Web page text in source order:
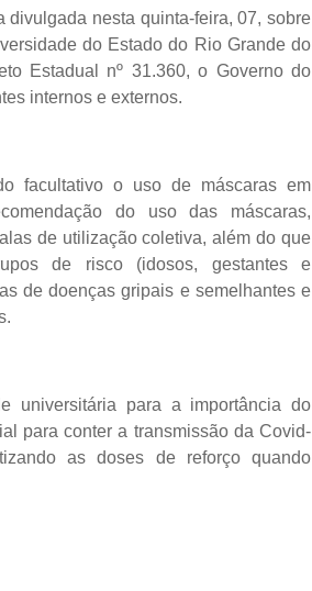
divulgada nesta quinta-feira, 07, sobre
do Estado do Rio Grande do
Estadual nº 31.360, o Governo do
internos e externos.
facultativo o uso de máscaras em
do uso das máscaras,
de utilização coletiva, além do que
de risco (idosos, gestantes e
de doenças gripais e semelhantes e
universitária para a importância do
para conter a transmissão da Covid-
as doses de reforço quando